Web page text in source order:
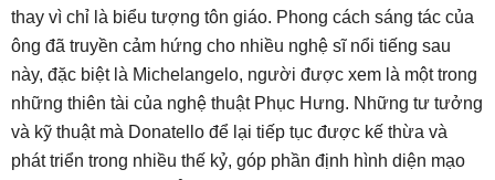
thay vì chỉ là biểu tượng tôn giáo. Phong cách sáng tác của
ông đã truyền cảm hứng cho nhiều nghệ sĩ nổi tiếng sau
này, đặc biệt là Michelangelo, người được xem là một trong
những thiên tài của nghệ thuật Phục Hưng. Những tư tưởng
và kỹ thuật mà Donatello để lại tiếp tục được kế thừa và
phát triển trong nhiều thế kỷ, góp phần định hình diện mạo